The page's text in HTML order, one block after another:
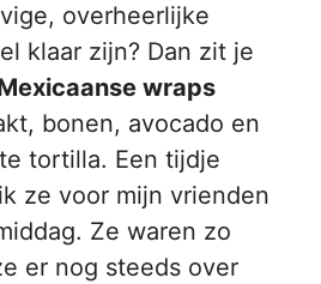
overheerlijke
klaar zijn? Dan zit je
wraps
bonen, avocado en
tortilla. Een tijdje
ze voor mijn vrienden
Ze waren zo
er nog steeds over